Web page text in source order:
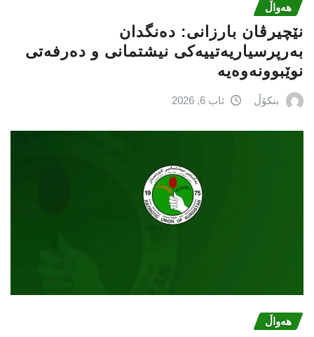
هەواڵ
نێچيرڤان بارزانى: دەنگدان
بەرپرسیاريه‌تییەکی نیشتمانى و دەرفەتی
نوێبوونەوەیە
بنکۆڵ ئاب 6, 2026
هەواڵ